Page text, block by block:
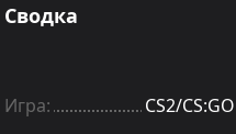
Сводка
Игра:
CS2/CS:GO